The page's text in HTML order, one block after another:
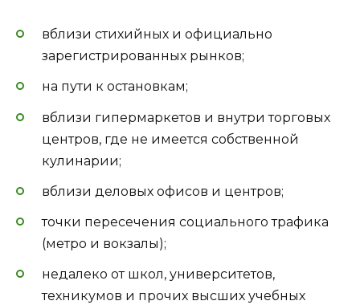
вблизи стихийных и официально
зарегистрированных рынков;
на пути к остановкам;
вблизи гипермаркетов и внутри торговых
центров, где не имеется собственной
кулинарии;
вблизи деловых офисов и центров;
точки пересечения социального трафика
(метро и вокзалы);
недалеко от школ, университетов,
техникумов и прочих высших учебных